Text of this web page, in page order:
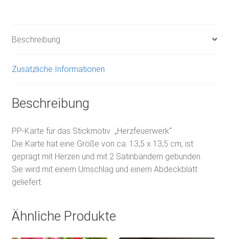
Beschreibung
Zusätzliche Informationen
Beschreibung
PP-Karte für das Stickmotiv „Herzfeuerwerk“
Die Karte hat eine Größe von ca. 13,5 x 13,5 cm, ist
geprägt mit Herzen und mit 2 Satinbändern gebunden.
Sie wird mit einem Umschlag und einem Abdeckblatt
geliefert.
Ähnliche Produkte